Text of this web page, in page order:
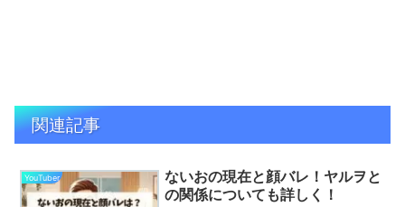
関連記事
YouTuber
ないおの現在と顔バレ！ヤルヲと
の関係についても詳しく！